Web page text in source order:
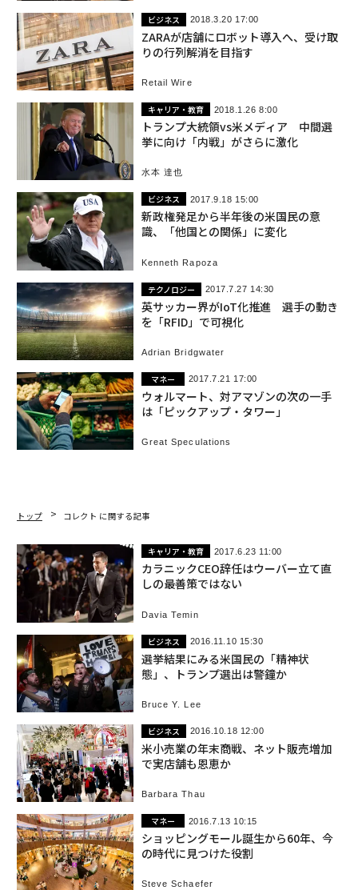
ビジネス 2018.3.20 17:00
ZARAが店舗にロボット導入へ、受け取
りの行列解消を目指す
Retail Wire
キャリア・教育 2018.1.26 8:00
トランプ大統領vs米メディア 中間選
挙に向け「内戦」がさらに激化
水本 達也
ビジネス 2017.9.18 15:00
新政権発足から半年後の米国民の意
識、「他国との関係」に変化
Kenneth Rapoza
テクノロジー 2017.7.27 14:30
英サッカー界がIoT化推進 選手の動き
を「RFID」で可視化
Adrian Bridgwater
マネー 2017.7.21 17:00
ウォルマート、対アマゾンの次の一手
は「ピックアップ・タワー」
Great Speculations
トップ コレクト に関する記事
キャリア・教育 2017.6.23 11:00
カラニックCEO辞任はウーバー立て直
しの最善策ではない
Davia Temin
ビジネス 2016.11.10 15:30
選挙結果にみる米国民の「精神状
態」、トランプ選出は警鐘か
Bruce Y. Lee
ビジネス 2016.10.18 12:00
米小売業の年末商戦、ネット販売増加
で実店舗も恩恵か
Barbara Thau
マネー 2016.7.13 10:15
ショッピングモール誕生から60年、今
の時代に見つけた役割
Steve Schaefer